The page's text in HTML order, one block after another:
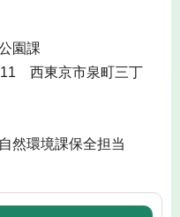
園課
西東京市泉町三丁
然環境課保全担当